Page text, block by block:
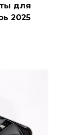
для
2025